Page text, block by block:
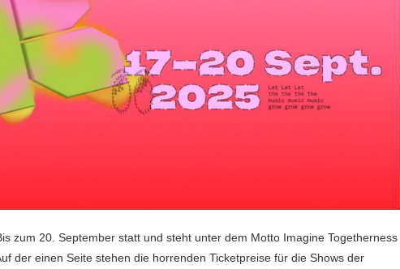
zum 20. September statt und steht unter dem Motto Imagine Togetherness
der einen Seite stehen die horrenden Ticketpreise für die Shows der